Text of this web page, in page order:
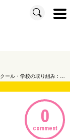
t
o
t
i
0
comment